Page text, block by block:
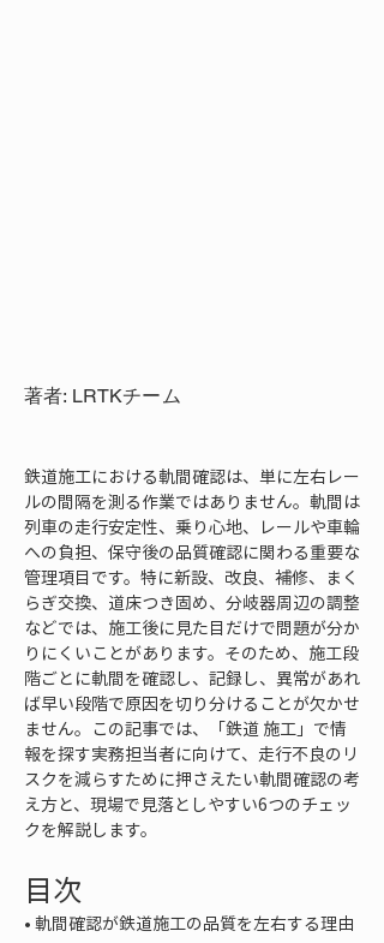
著者: LRTKチーム
鉄道施工における軌間確認は、単に左右レー
ルの間隔を測る作業ではありません。軌間は
列車の走行安定性、乗り心地、レールや車輪
への負担、保守後の品質確認に関わる重要な
管理項目です。特に新設、改良、補修、まく
らぎ交換、道床つき固め、分岐器周辺の調整
などでは、施工後に見た目だけで問題が分か
りにくいことがあります。そのため、施工段
階ごとに軌間を確認し、記録し、異常があれ
ば早い段階で原因を切り分けることが欠かせ
ません。この記事では、「鉄道 施工」で情
報を探す実務担当者に向けて、走行不良のリ
スクを減らすために押さえたい軌間確認の考
え方と、現場で見落としやすい6つのチェッ
クを解説します。
目次
•